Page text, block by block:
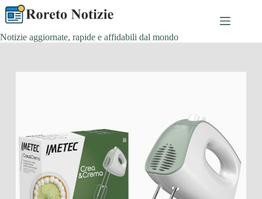
Salta
contenuto
Notizie aggiornate, rapide e affidabili dal mondo